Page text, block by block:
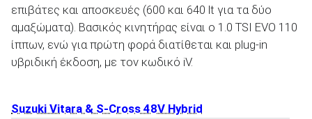
επιβάτες και αποσκευές (600 και 640 lt για τα δύο
αμαξώματα). Βασικός κινητήρας είναι ο 1.0 TSI EVO 110
ίππων, ενώ για πρώτη φορά διατίθεται και plug-in
υβριδική έκδοση, με τον κωδικό iV.
Suzuki Vitara & S-Cross 48V Hybrid